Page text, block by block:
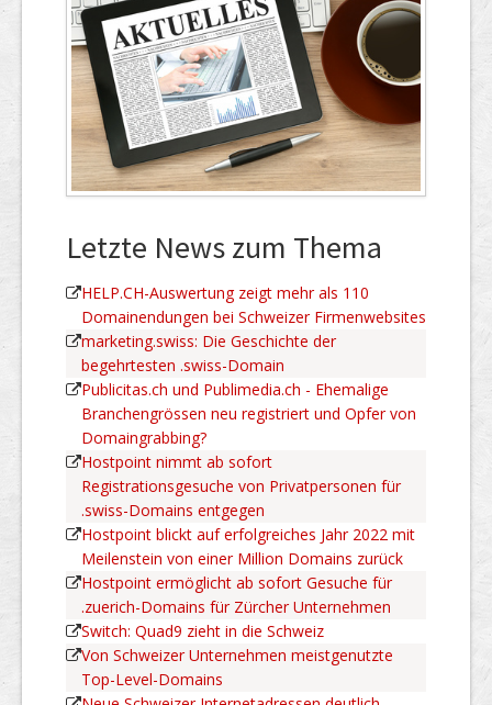
Letzte News zum Thema
HELP.CH-Auswertung zeigt mehr als 110
Domainendungen bei Schweizer Firmenwebsites
marketing.swiss: Die Geschichte der
begehrtesten .swiss-Domain
Publicitas.ch und Publimedia.ch - Ehemalige
Branchengrössen neu registriert und Opfer von
Domaingrabbing?
Hostpoint nimmt ab sofort
Registrationsgesuche von Privatpersonen für
.swiss-Domains entgegen
Hostpoint blickt auf erfolgreiches Jahr 2022 mit
Meilenstein von einer Million Domains zurück
Hostpoint ermöglicht ab sofort Gesuche für
.zuerich-Domains für Zürcher Unternehmen
Switch: Quad9 zieht in die Schweiz
Von Schweizer Unternehmen meistgenutzte
Top-Level-Domains